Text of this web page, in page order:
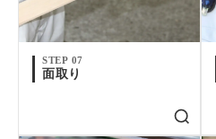
STEP 07
面取り